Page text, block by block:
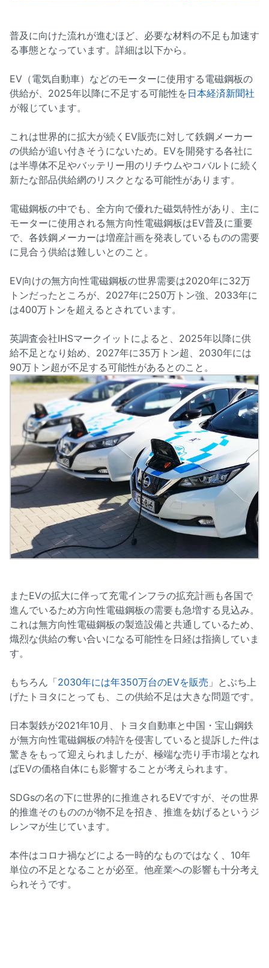
普及に向けた流れが進むほど、必要な材料の不足も加速す
る事態となっています。詳細は以下から。
EV（電気自動車）などのモーターに使用する電磁鋼板の
供給が、2025年以降に不足する可能性を日本経済新聞社
が報じています。
これは世界的に拡大が続くEV販売に対して鉄鋼メーカー
の供給が追い付きそうにないため。EVを開発する各社に
は半導体不足やバッテリー用のリチウムやコバルトに続く
新たな部品供給網のリスクとなる可能性があります。
電磁鋼板の中でも、全方向で優れた磁気特性があり、主に
モーターに使用される無方向性電磁鋼板はEV普及に重要
で、各鉄鋼メーカーは増産計画を発表しているものの需要
に見合う供給は難しいとのこと。
EV向けの無方向性電磁鋼板の世界需要は2020年に32万
トンだったところが、2027年に250万トン強、2033年に
は400万トンを超えるとされています。
英調査会社IHSマークイットによると、2025年以降に供
給不足となり始め、2027年に35万トン超、2030年には
90万トン超が不足する可能性があるとのこと。
またEVの拡大に伴って充電インフラの拡充計画も各国で
進んでいるため方向性電磁鋼板の需要も急増する見込み。
これは無方向性電磁鋼板の製造設備と共通しているため、
熾烈な供給の奪い合いになる可能性を日経は指摘していま
す。
もちろん「2030年には年350万台のEVを販売 」とぶち上
げたトヨタにとっても、この供給不足は大きな問題です。
日本製鉄が2021年10月、トヨタ自動車と中国・宝山鋼鉄
が無方向性電磁鋼板の特許を侵害していると提訴した件は
驚きをもって迎えられましたが、極端な売り手市場となれ
ばEVの価格自体にも影響することが考えられます。
SDGsの名の下に世界的に推進されるEVですが、その世界
的推進そのもののが物不足を招き、推進を妨げるというジ
レンマが生じています。
本件はコロナ禍などによる一時的なものではなく、10年
単位の不足となることが必至。他産業への影響も十分考え
られそうです。